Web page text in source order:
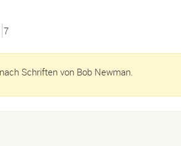
7
Schriften von Bob Newman.